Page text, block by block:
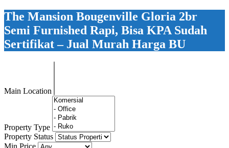
The Mansion Bougenville Gloria 2br
Semi Furnished Rapi, Bisa KPA Sudah
Sertifikat – Jual Murah Harga BU
Main Location
Property Type
Property Status